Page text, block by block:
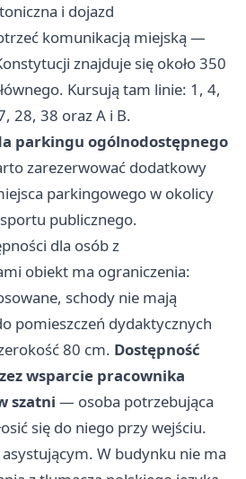
i dojazd
komunikacją miejską —
znajduje się około 350
Kursują tam linie: 1, 4,
28, 38 oraz A i B.
parkingu ogólnodostępnego
zarezerwować dodatkowy
parkingowego w okolicy
publicznego.
dla osób z
obiekt ma ograniczenia:
schody nie mają
pomieszczeń dydaktycznych
80 cm. Dostępność
wsparcie pracownika
szatni — osoba potrzebująca
się do niego przy wejściu.
W budynku nie ma